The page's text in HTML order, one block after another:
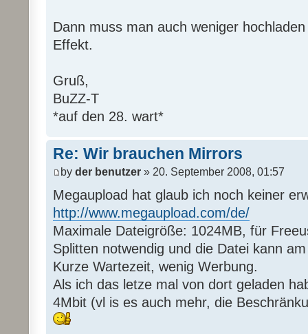
Dann muss man auch weniger
Effekt.
Gruß,
BuZZ-T
*auf den 28. wart*
Re: Wir brauchen Mirrors
by der benutzer » 20. September 2008, 01:57
Megaupload hat glaub ich noch keiner
http://www.megaupload.com/de/
Maximale Dateigröße: 1024MB, für
Splitten notwendig und die Datei kann
Kurze Wartezeit, wenig Werbung.
Als ich das letze mal von dort geladen
4Mbit (vl is es auch mehr, die